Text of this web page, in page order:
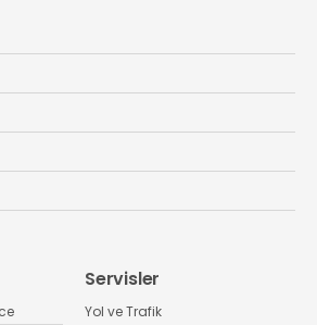
Servisler
Yol ve Trafik